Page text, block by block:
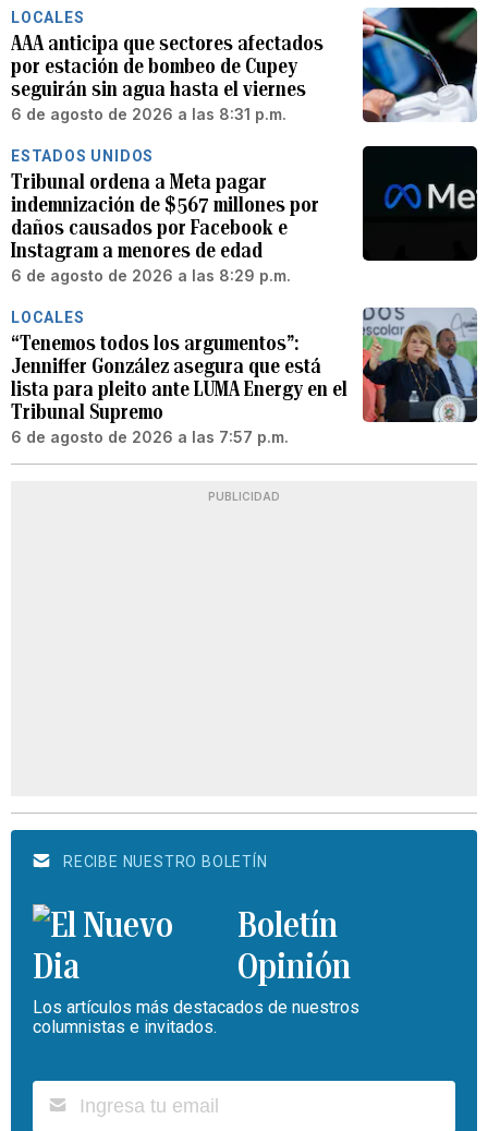
LOCALES
AAA anticipa que sectores afectados
por estación de bombeo de Cupey
seguirán sin agua hasta el viernes
6 de agosto de 2026 a las 8:31 p.m.
ESTADOS UNIDOS
Tribunal ordena a Meta pagar
indemnización de $567 millones por
daños causados por Facebook e
Instagram a menores de edad
6 de agosto de 2026 a las 8:29 p.m.
LOCALES
“Tenemos todos los argumentos”:
Jenniffer González asegura que está
lista para pleito ante LUMA Energy en el
Tribunal Supremo
6 de agosto de 2026 a las 7:57 p.m.
PUBLICIDAD
RECIBE NUESTRO BOLETÍN
Boletín
Opinión
Los artículos más destacados de nuestros
columnistas e invitados.